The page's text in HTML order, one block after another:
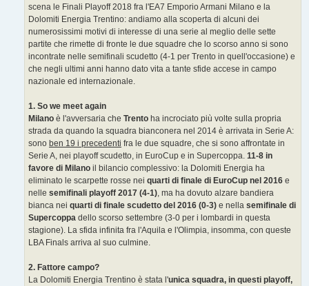
scena le Finali Playoff 2018 fra l'EA7 Emporio Armani Milano e la
Dolomiti Energia Trentino: andiamo alla scoperta di alcuni dei
numerosissimi motivi di interesse di una serie al meglio delle sette
partite che rimette di fronte le due squadre che lo scorso anno si sono
incontrate nelle semifinali scudetto (4-1 per Trento in quell'occasione) e
che negli ultimi anni hanno dato vita a tante sfide accese in campo
nazionale ed internazionale.
1. So we meet again
Milano è l'avversaria che Trento ha incrociato più volte sulla propria
strada da quando la squadra bianconera nel 2014 è arrivata in Serie A:
sono ben 19 i precedenti fra le due squadre, che si sono affrontate in
Serie A, nei playoff scudetto, in EuroCup e in Supercoppa. 11-8 in
favore di Milano il bilancio complessivo: la Dolomiti Energia ha
eliminato le scarpette rosse nei quarti di finale di EuroCup nel 2016 e
nelle semifinali playoff 2017 (4-1) , ma ha dovuto alzare bandiera
bianca nei quarti di finale scudetto del 2016 (0-3) e nella semifinale di
Supercoppa dello scorso settembre (3-0 per i lombardi in questa
stagione). La sfida infinita fra l'Aquila e l'Olimpia, insomma, con queste
LBA Finals arriva al suo culmine.
2. Fattore campo?
La Dolomiti Energia Trentino è stata l'unica squadra, in questi playoff,